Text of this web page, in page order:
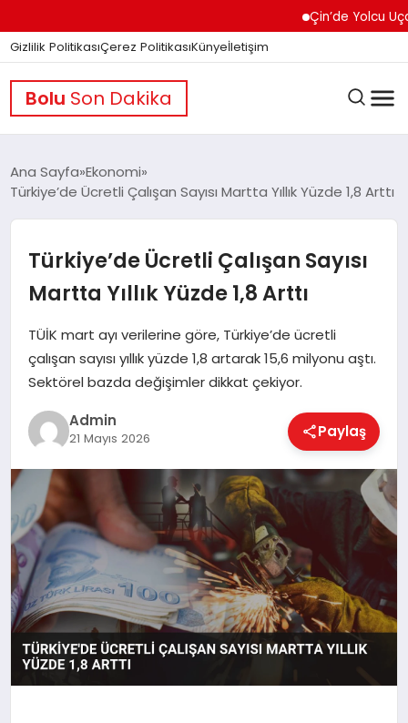
Çin’de Yolcu
Gizlilik PolitikasıÇerez PolitikasıKünyeİletişim
Bolu Son Dakika
GÜNDEM
DÜNYA
EĞITIM
EKONOMI
MAGAZIN
SAĞLIK
SPOR
TEKNOLOJI
Ana Sayfa Ekonomi
Türkiye’de Ücretli Çalışan Sayısı Martta Yıllık Yüzde 1,8 Arttı
Türkiye’de Ücretli Çalışan Sayısı
Martta Yıllık Yüzde 1,8 Arttı
TÜİK mart ayı verilerine göre, Türkiye’de ücretli
çalışan sayısı yıllık yüzde 1,8 artarak 15,6 milyonu aştı.
Sektörel bazda değişimler dikkat çekiyor.
Admin
21 Mayıs 2026 Paylaş